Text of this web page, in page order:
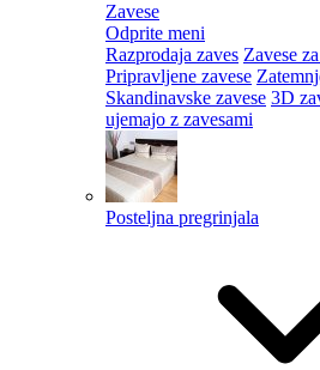
Zavese
Odprite meni
Razprodaja zaves Zavese
Pripravljene zavese
Skandinavske zavese 3D
ujemajo z zavesami
Posteljna pregrinjala